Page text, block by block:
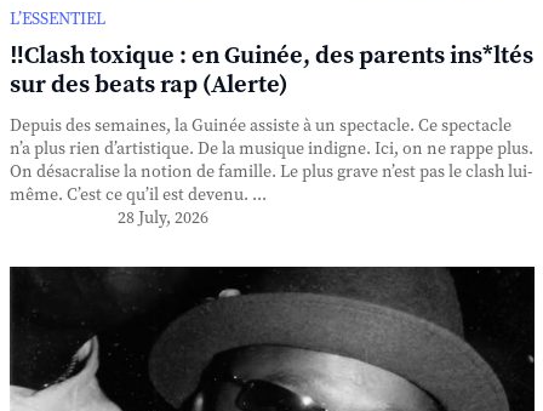
L’ESSENTIEL
‼️Clash toxique : en Guinée, des parents ins*ltés
sur des beats rap (Alerte)
Depuis des semaines, la Guinée assiste à un spectacle. Ce spectacle
n’a plus rien d’artistique. De la musique indigne. Ici, on ne rappe plus.
On désacralise la notion de famille. Le plus grave n’est pas le clash lui-
même. C’est ce qu’il est devenu. ...
28 July, 2026